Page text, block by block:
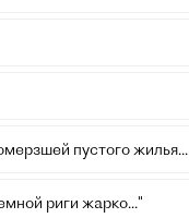
пустого жилья...
риги жарко..."